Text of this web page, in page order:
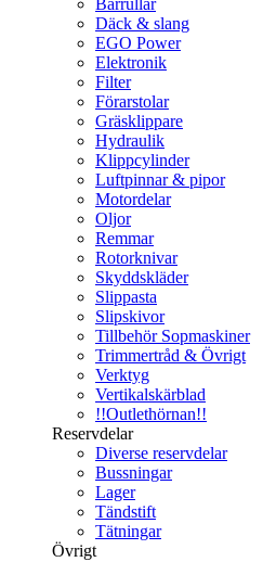
Bärrullar
Däck & slang
EGO Power
Elektronik
Filter
Förarstolar
Gräsklippare
Hydraulik
Klippcylinder
Luftpinnar & pipor
Motordelar
Oljor
Remmar
Rotorknivar
Skyddskläder
Slippasta
Slipskivor
Tillbehör Sopmaskiner
Trimmertråd & Övrigt
Verktyg
Vertikalskärblad
!!Outlethörnan!!
Reservdelar
Diverse reservdelar
Bussningar
Lager
Tändstift
Tätningar
Övrigt